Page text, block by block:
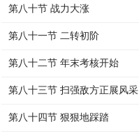
第八十节 战力大涨
第八十一节 二转初阶
第八十二节 年末考核开始
第八十三节 扫强敌方正展风采
第八十四节 狠狠地踩踏